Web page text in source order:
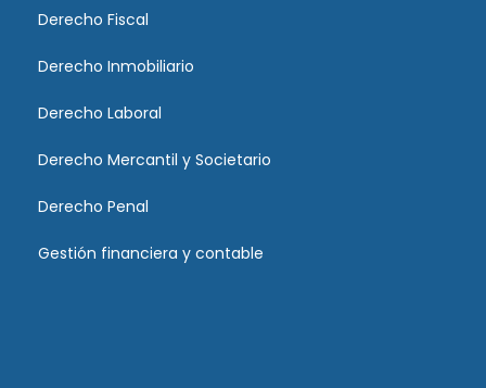
Derecho Fiscal
Derecho Inmobiliario
Derecho Laboral
Derecho Mercantil y Societario
Derecho Penal
Gestión financiera y contable